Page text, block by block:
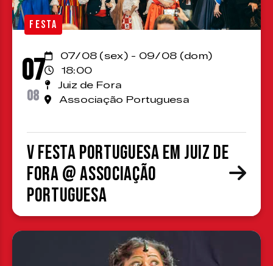
FESTA
07
08
07/08 (sex) - 09/08 (dom)
18:00
Juiz de Fora
Associação Portuguesa
V Festa Portuguesa em Juiz de
Fora @ Associação
Portuguesa